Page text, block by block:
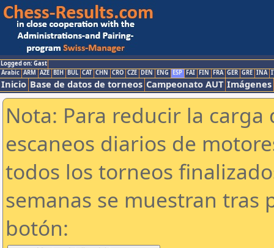
Logged on: Gast
Arabic ARM AZE BIH BUL CAT CHN CRO CZE DEN ENG ESP FAI FIN FRA GER GRE INA
Inicio Base de datos de torneos Campeonato AUT Imágenes
Nota: Para reducir la
escaneos diarios de
todos los torneos
semanas se muestran tras
botón: